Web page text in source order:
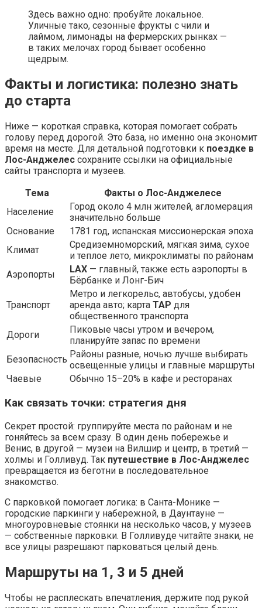
Здесь важно одно: пробуйте локальное.
Уличные тако, сезонные фрукты с чили и
лаймом, лимонады на фермерских рынках —
в таких мелочах город бывает особенно
щедрым.
Факты и логистика: полезно знать
до старта
Ниже — короткая справка, которая помогает собрать
голову перед дорогой. Это база, но именно она экономит
время на месте. Для детальной подготовки к поездке в
Лос-Анджелес сохраните ссылки на официальные
сайты транспорта и музеев.
Тема
Факты о Лос-Анджелесе
Население
Город около 4 млн жителей, агломерация
значительно больше
Основание
1781 год, испанская миссионерская эпоха
Климат
Средиземноморский, мягкая зима, сухое
и теплое лето, микроклиматы по районам
Аэропорты
LAX — главный, также есть аэропорты в
Бёрбанке и Лонг-Бич
Транспорт
Метро и легкорельс, автобусы, удобен
аренда авто; карта TAP для
общественного транспорта
Дороги
Пиковые часы утром и вечером,
планируйте запас по времени
Безопасность Районы разные, ночью лучше выбирать
освещенные улицы и главные маршруты
Чаевые
Обычно 15–20% в кафе и ресторанах
Как связать точки: стратегия дня
Секрет простой: группируйте места по районам и не
гоняйтесь за всем сразу. В один день побережье и
Венис, в другой — музеи на Вилшир и центр, в третий —
холмы и Голливуд. Так путешествие в Лос-Анджелес
превращается из беготни в последовательное
знакомство.
С парковкой помогает логика: в Санта-Монике —
городские паркинги у набережной, в Даунтауне —
многоуровневые стоянки на несколько часов, у музеев
— собственные парковки. В Голливуде читайте знаки, не
все улицы разрешают парковаться целый день.
Маршруты на 1, 3 и 5 дней
Чтобы не расплескать впечатления, держите под рукой